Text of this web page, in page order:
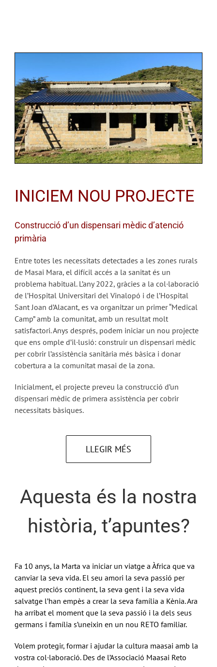
INICIEM NOU PROJECTE
Construcció d’un dispensari mèdic d’atenció
primària
Entre totes les necessitats detectades a les zones rurals
de Masai Mara, el difícil accés a la sanitat és un
problema habitual. L’any 2022, gràcies a la col·laboració
de l’Hospital Universitari del Vinalopó i de l’Hospital
Sant Joan d’Alacant, es va organitzar un primer “Medical
Camp” amb la comunitat, amb un resultat molt
satisfactori. Anys després, podem iniciar un nou projecte
que ens omple d’il·lusió: construir un dispensari mèdic
per cobrir l’assistència sanitària més bàsica i donar
cobertura a la comunitat masai de la zona.
Inicialment, el projecte preveu la construcció d’un
dispensari mèdic de primera assistència per cobrir
necessitats bàsiques.
LLEGIR MÉS
Aquesta és la nostra
història, t’apuntes?
Fa 10 anys, la Marta va iniciar un viatge a Àfrica que va
canviar la seva vida. El seu amori la seva passió per
aquest preciós continent, la seva gent i la seva vida
salvatge l’han empès a crear la seva família a Kènia. Ara
ha arribat el moment que la seva passió i la dels seus
germans i família s’uneixin en un nou RETO familiar.
Volem protegir, formar i ajudar la cultura maasai amb la
vostra col·laboració. Des de l’Associació Maasai Reto